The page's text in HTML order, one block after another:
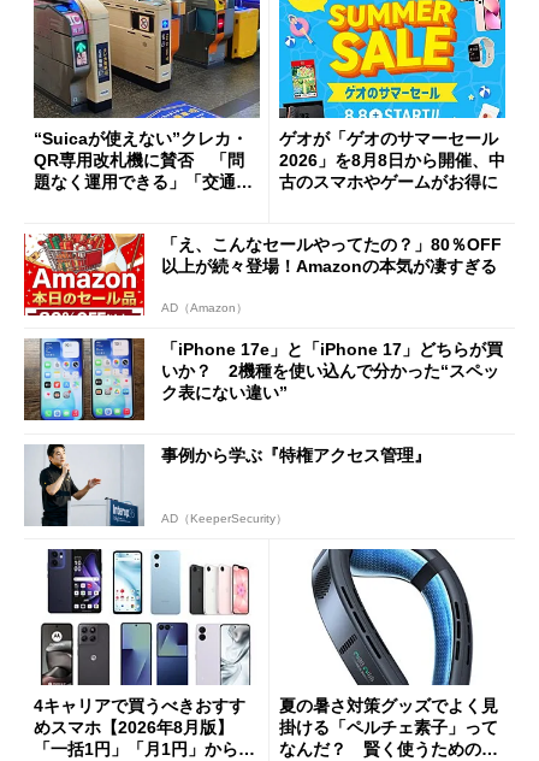
“Suicaが使えない”クレカ・
QR専用改札機に賛否 「問
題なく運用できる」「交通系I
ゲオが「ゲオのサマーセール
2026」を8月8日から開催、中
古のスマホやゲームがお得に
「え、こんなセールやってたの？」80％OFF
以上が続々登場！Amazonの本気が凄すぎる
AD（Amazon）
「iPhone 17e」と「iPhone 17」どちらが買
いか？ 2機種を使い込んで分かった“スペッ
ク表にない違い”
事例から学ぶ『特権アクセス管理』
AD（KeeperSecurity）
4キャリアで買うべきおすす
めスマホ【2026年8月版】
「一括1円」「月1円」からお
夏の暑さ対策グッズでよく見
掛ける「ペルチェ素子」って
なんだ？ 賢く使うための注